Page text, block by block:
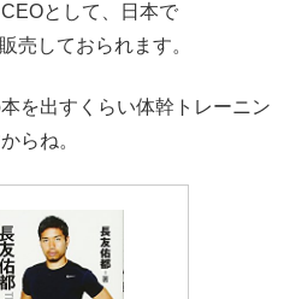
として、日本で
売しておられます。
を出すくらい体幹トレーニン
らね。